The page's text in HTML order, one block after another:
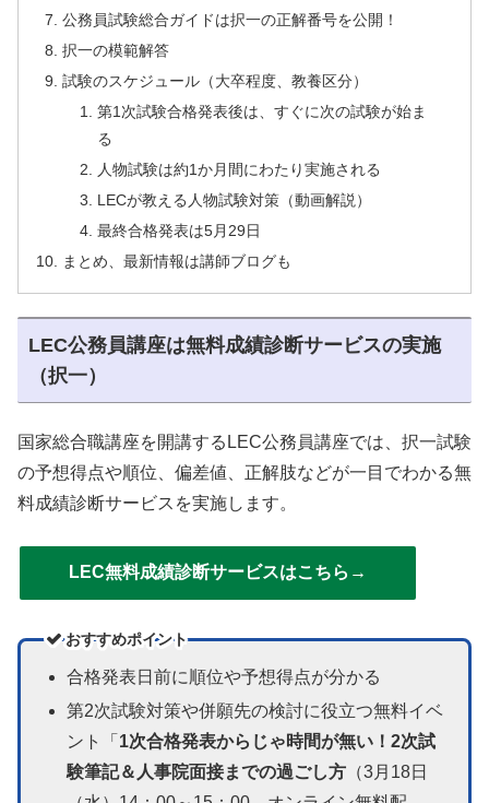
公務員試験総合ガイドは択一の正解番号を公開！
択一の模範解答
試験のスケジュール（大卒程度、教養区分）
第1次試験合格発表後は、すぐに次の試験が始ま
る
人物試験は約1か月間にわたり実施される
LECが教える人物試験対策（動画解説）
最終合格発表は5月29日
まとめ、最新情報は講師ブログも
LEC公務員講座は無料成績診断サービスの実施
（択一）
国家総合職講座を開講するLEC公務員講座では、択一試験
の予想得点や順位、偏差値、正解肢などが一目でわかる無
料成績診断サービスを実施します。
LEC無料成績診断サービスはこちら→
おすすめポイント
合格発表日前に順位や予想得点が分かる
第2次試験対策や併願先の検討に役立つ無料イベ
ント「 1次合格発表からじゃ時間が無い！2次試
験筆記＆人事院面接までの過ごし方（3月18日